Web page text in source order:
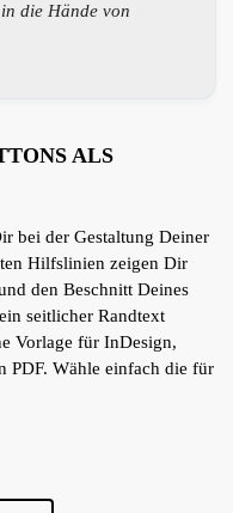
die Hände von
ALS
bei der Gestaltung Deiner
Hilfslinien zeigen Dir
den Beschnitt Deines
seitlicher Randtext
Vorlage für InDesign,
PDF. Wähle einfach die für